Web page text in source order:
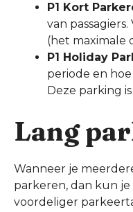
P1 Kort
van
(het maximale
P1 Holiday
periode en
Deze parking
Lang
Wanneer je
parkeren, dan kun
voordeliger